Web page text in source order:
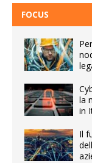
FOCUS
la
in
Il